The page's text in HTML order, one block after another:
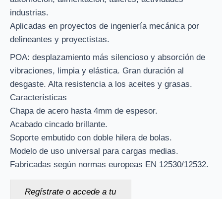
industrias.
Aplicadas en proyectos de ingeniería mecánica por
delineantes y proyectistas.
POA: desplazamiento más silencioso y absorción de
vibraciones, limpia y elástica. Gran duración al
desgaste. Alta resistencia a los aceites y grasas.
Características
Chapa de acero hasta 4mm de espesor.
Acabado cincado brillante.
Soporte embutido con doble hilera de bolas.
Modelo de uso universal para cargas medias.
Fabricadas según normas europeas EN 12530/12532.
Regístrate o accede a tu